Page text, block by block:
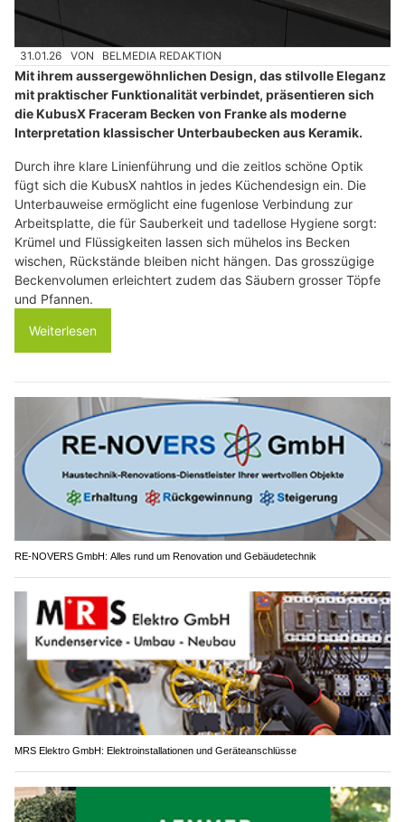
31.01.26 VON BELMEDIA REDAKTION
Mit ihrem aussergewöhnlichen Design, das stilvolle Eleganz
mit praktischer Funktionalität verbindet, präsentieren sich
die KubusX Fraceram Becken von Franke als moderne
Interpretation klassischer Unterbaubecken aus Keramik.
Durch ihre klare Linienführung und die zeitlos schöne Optik
fügt sich die KubusX nahtlos in jedes Küchendesign ein. Die
Unterbauweise ermöglicht eine fugenlose Verbindung zur
Arbeitsplatte, die für Sauberkeit und tadellose Hygiene sorgt:
Krümel und Flüssigkeiten lassen sich mühelos ins Becken
wischen, Rückstände bleiben nicht hängen. Das grosszügige
Beckenvolumen erleichtert zudem das Säubern grosser Töpfe
und Pfannen.
Weiterlesen
RE-NOVERS GmbH: Alles rund um Renovation und Gebäudetechnik
MRS Elektro GmbH: Elektroinstallationen und Geräteanschlüsse